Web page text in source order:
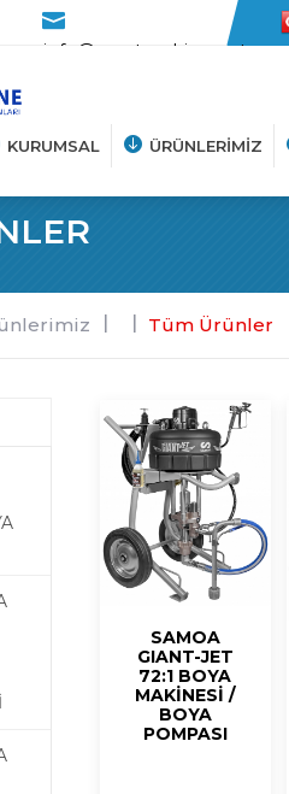
info@mertmakine.net
KURUMSAL
ÜRÜNLERİMİZ
Tüm Ürünler
SAMOA
GIANT-JET
72:1 BOYA
MAKİNESİ /
BOYA
POMPASI